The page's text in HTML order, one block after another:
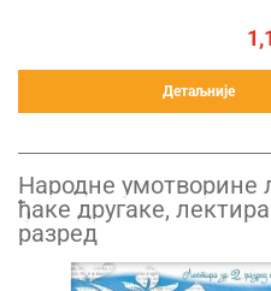
Детаљније
Народне умотворине
ђаке другаке,
разред